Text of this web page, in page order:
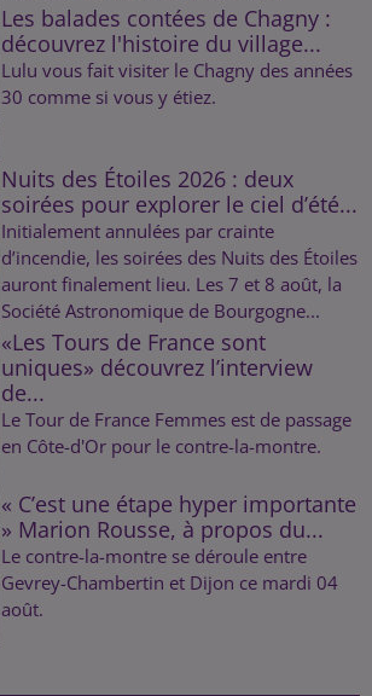
Les balades contées de Chagny :
découvrez l'histoire du village...
Lulu vous fait visiter le Chagny des années
30 comme si vous y étiez.
Nuits des Étoiles 2026 : deux
soirées pour explorer le ciel d’été...
Initialement annulées par crainte
d’incendie, les soirées des Nuits des Étoiles
auront finalement lieu. Les 7 et 8 août, la
Société Astronomique de Bourgogne...
«Les Tours de France sont
uniques» découvrez l’interview
de...
Le Tour de France Femmes est de passage
en Côte-d'Or pour le contre-la-montre.
« C’est une étape hyper importante
» Marion Rousse, à propos du...
Le contre-la-montre se déroule entre
Gevrey-Chambertin et Dijon ce mardi 04
août.